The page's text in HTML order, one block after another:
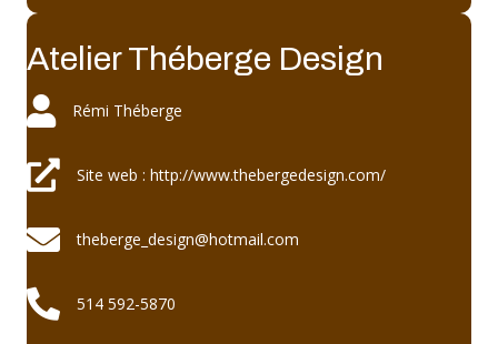
Atelier Théberge Design
Rémi Théberge
Rémi Théberge
Site web : http://www.thebergedesign.com/
Site web : http://www.thebergedesign.com/
theberge_design@hotmail.com
theberge_design@hotmail.com
514 592-5870514 592-5870